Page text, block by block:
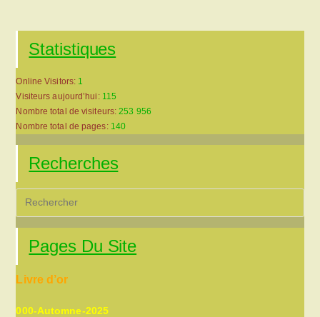
Statistiques
Online Visitors: 1
Visiteurs aujourd’hui: 115
Nombre total de visiteurs:253 956
Nombre total de pages: 140
Recherches
to
Pages Du Site
Livre d’or
000-Automne-2025